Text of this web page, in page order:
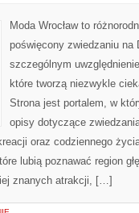
Moda Wrocław to
poświęcony zwiedzaniu na
szczególnym
które tworzą niezwykle
Strona jest portalem, w
opisy dotyczące
oraz codziennego
lubią poznawać region
znanych atrakcji, […]